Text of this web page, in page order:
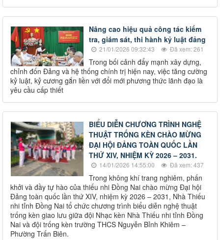
Nâng cao hiệu quả công tác kiểm
tra, giám sát, thi hành kỷ luật đảng
21/01/2026 09:32:43 Đã xem: 261
Trong bối cảnh đẩy mạnh xây dựng,
chỉnh đốn Đảng và hệ thống chính trị hiện nay, việc tăng cường
kỷ luật, kỷ cương gắn liền với đổi mới phương thức lãnh đạo là
yêu cầu cấp thiết
BIỂU DIỄN CHƯƠNG TRÌNH NGHỆ
THUẬT TRỐNG KÈN CHÀO MỪNG
ĐẠI HỘI ĐẢNG TOÀN QUỐC LẦN
THỨ XIV, NHIỆM KỲ 2026 – 2031.
14/01/2026 14:55:00 Đã xem: 437
Trong không khí trang nghiêm, phấn
khởi và đầy tự hào của thiếu nhi Đồng Nai chào mừng Đại hội
Đảng toàn quốc lần thứ XIV, nhiệm kỳ 2026 – 2031, Nhà Thiếu
nhi tỉnh Đồng Nai tổ chức chương trình biểu diễn nghệ thuật
trống kèn giao lưu giữa đội Nhạc kèn Nhà Thiếu nhi tỉnh Đồng
Nai và đội trống kèn trường THCS Nguyễn Bỉnh Khiêm –
Phường Trấn Biên.